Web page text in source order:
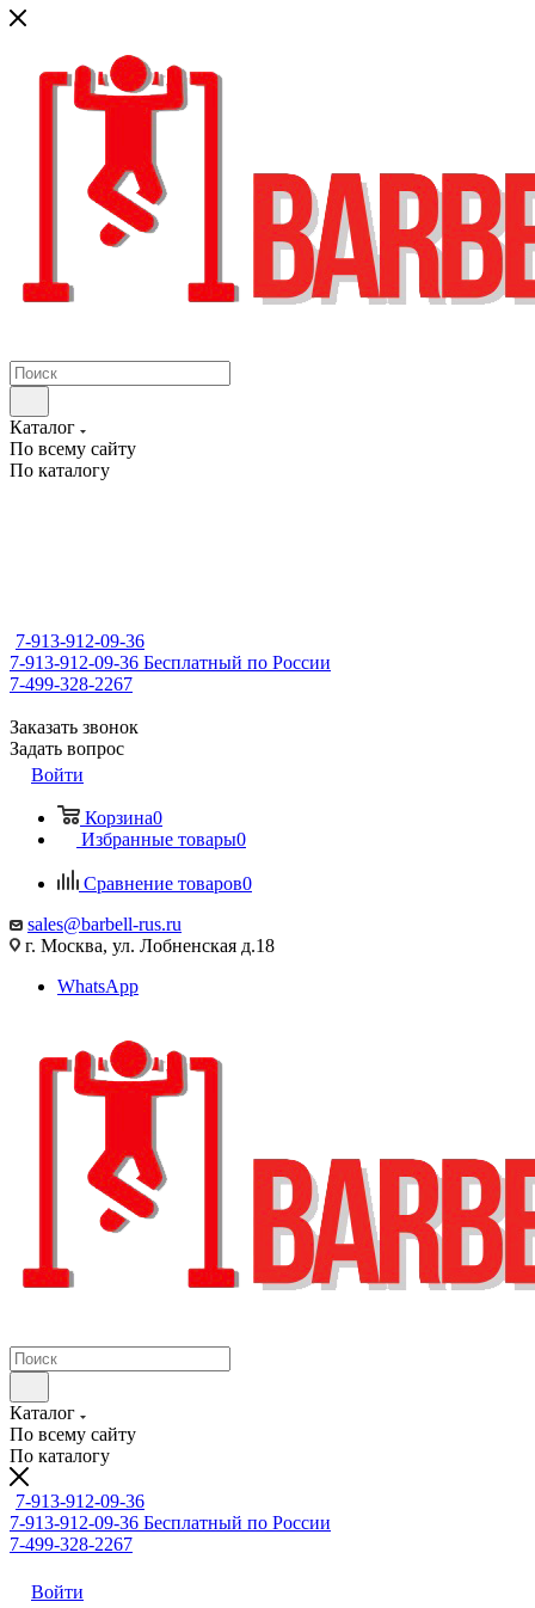
Каталог
По всему сайту
По каталогу
7-913-912-09-36
7-913-912-09-36 Бесплатный по России
7-499-328-2267
Заказать звонок
Задать вопрос
Войти
Корзина0
Избранные товары0
Сравнение товаров0
sales@barbell-rus.ru
г. Москва, ул. Лобненская д.18
WhatsApp
Каталог
По всему сайту
По каталогу
7-913-912-09-36
7-913-912-09-36 Бесплатный по России
7-499-328-2267
Войти